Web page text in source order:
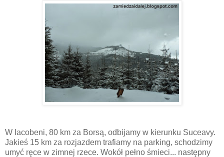
W Iacobeni, 80 km za Borsą, odbijamy w kierunku Suceavy.
Jakieś 15 km za rozjazdem trafiamy na parking, schodzimy
umyć ręce w zimnej rzece. Wokół pełno śmieci... następny